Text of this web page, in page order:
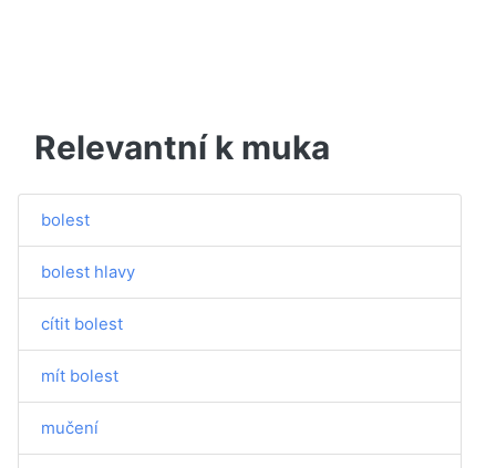
Relevantní k muka
bolest
bolest hlavy
cítit bolest
mít bolest
mučení